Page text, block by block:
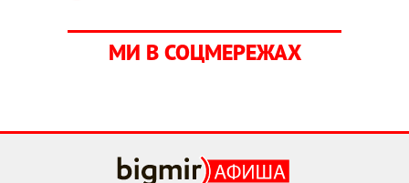
МИ В СОЦМЕРЕЖАХ